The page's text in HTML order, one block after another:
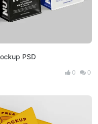
PSD
0 0